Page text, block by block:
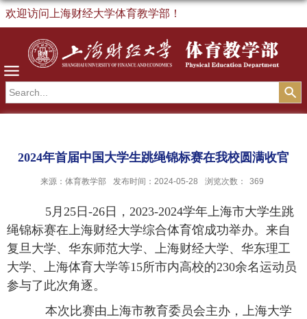
欢迎访问上海财经大学体育教学部！
2024年首届中国大学生跳绳锦标赛在我校圆满收官
来源：体育教学部 发布时间：2024-05-28 浏览次数： 369
5月 25 日 -26 日， 2023-2024学年上海市大学生跳
绳锦标赛在上海财经大学综合体育馆成功举办。来自
复旦大学、华东师范大学、上海财经大学、华东理工
大学、上海体育大学等15所市内高校的230余名运动员
参与了此次角逐。
本次比赛由上海市教育委员会主办，上海大学